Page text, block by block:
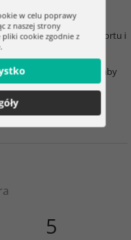
do zmniejszenia komfortu i
całkowicie wyschnąć, aby
5
w celu poprawy
z naszej strony
pliki cookie zgodnie z